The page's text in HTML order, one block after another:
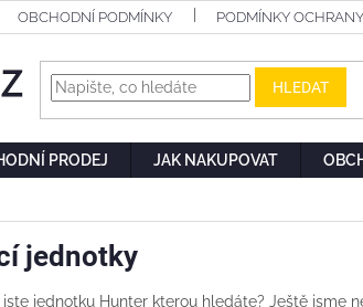
OBCHODNÍ PODMÍNKY PODMÍNKY
HLEDAT
PRODEJ JAK NAKUPOVAT
jednotky
jste jednotku Hunter kterou hledáte? Ještě jsme